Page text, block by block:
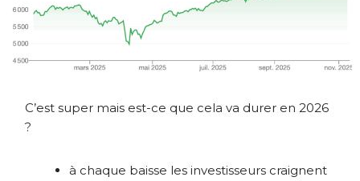
C’est super mais est-ce que cela va durer en 2026
?
à chaque baisse les investisseurs craignent